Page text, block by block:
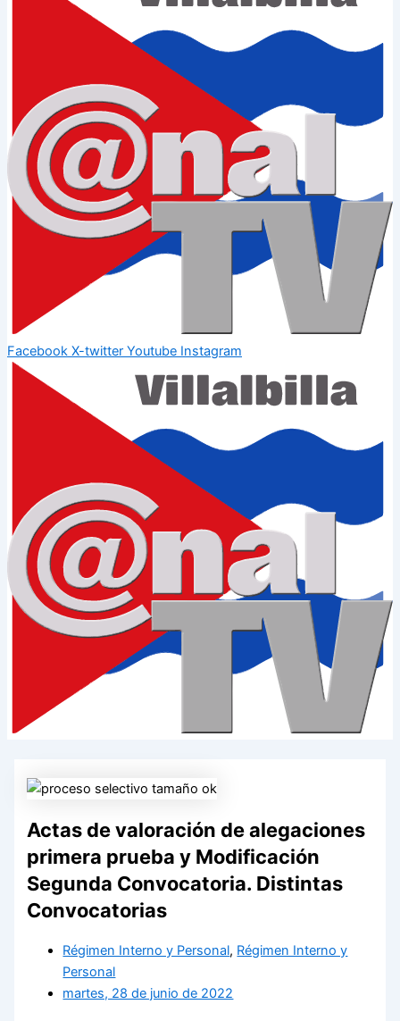
Facebook X-twitter Youtube Instagram
Actas de valoración de alegaciones
primera prueba y Modificación
Segunda Convocatoria. Distintas
Convocatorias
Régimen Interno y Personal, Régimen Interno y
Personal
martes, 28 de junio de 2022